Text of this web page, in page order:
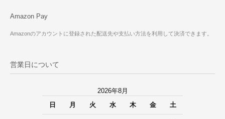
Amazon Pay
Amazonのアカウントに登録された配送先や支払い方法を利用して決済できます。
営業日について
2026年8月
日
月 火 水 木 金 土